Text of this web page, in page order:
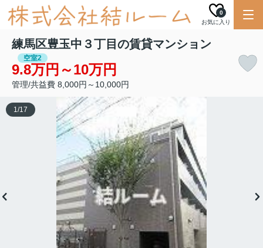
お気に入り
0
練馬区豊玉中３丁目の賃貸マンション
空室2
9.8万円～10万円
管理/共益費 8,000円～10,000円
1/17